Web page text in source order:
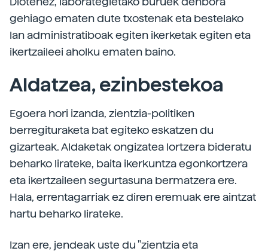
gehiago ematen dute txostenak eta bestelako
lan administratiboak egiten ikerketak egiten eta
ikertzaileei aholku ematen baino.
Aldatzea, ezinbestekoa
Egoera hori izanda, zientzia-politiken
berregituraketa bat egiteko eskatzen du
gizarteak. Aldaketak ongizatea lortzera bideratu
beharko lirateke, baita ikerkuntza egonkortzera
eta ikertzaileen segurtasuna bermatzera ere.
Hala, errentagarriak ez diren eremuak ere aintzat
hartu beharko lirateke.
Izan ere, jendeak uste du "zientzia eta